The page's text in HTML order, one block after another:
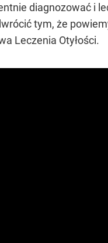
diagnozować i
tym, że
Leczenia Otyłości.